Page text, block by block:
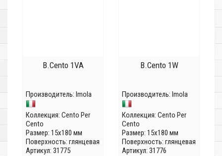
B.Cento 1VA
Производитель: Imola
Коллекция: Cento Per
Cento
Размер: 15x180 мм
Поверхность: глянцевая
Артикул: 31775
B.Cento 1W
Производитель: Imola
Коллекция: Cento Per
Cento
Размер: 15x180 мм
Поверхность: глянцевая
Артикул: 31776